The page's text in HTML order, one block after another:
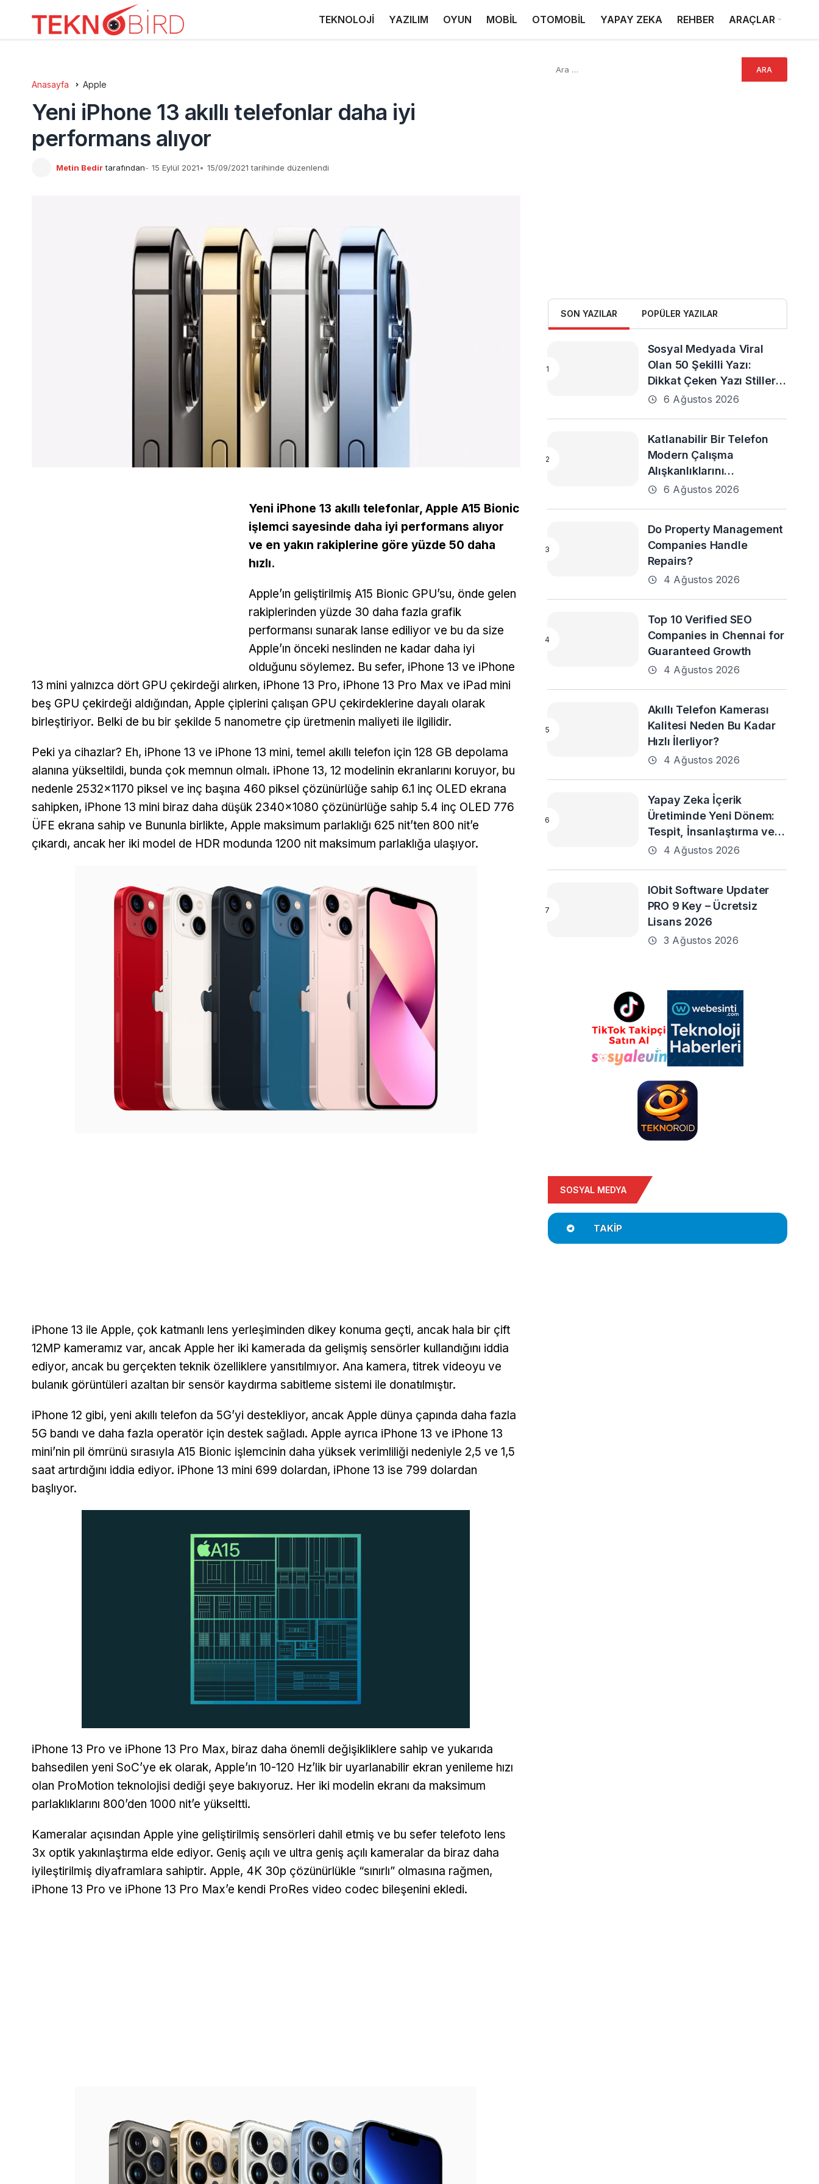
TEKNOLOJİ YAZILIM OYUN MOBİL OTOMOBİL YAPAY ZEKA REHBER ARAÇLAR
Anasayfa Apple
Yeni iPhone 13 akıllı telefonlar daha iyi
performans alıyor
Metin Bedir tarafından 15 Eylül 2021 15/09/2021 tarihinde düzenlendi
Yeni iPhone 13 akıllı telefonlar, Apple A15 Bionic
işlemci sayesinde daha iyi performans alıyor
ve en yakın rakiplerine göre yüzde 50 daha
hızlı.
Apple’ın geliştirilmiş A15 Bionic GPU’su, önde gelen
rakiplerinden yüzde 30 daha fazla grafik
performansı sunarak lanse ediliyor ve bu da size
Apple’ın önceki neslinden ne kadar daha iyi
olduğunu söylemez. Bu sefer, iPhone 13 ve iPhone
13 mini yalnızca dört GPU çekirdeği alırken, iPhone 13 Pro, iPhone 13 Pro Max ve iPad mini
beş GPU çekirdeği aldığından, Apple çiplerini çalışan GPU çekirdeklerine dayalı olarak
birleştiriyor. Belki de bu bir şekilde 5 nanometre çip üretmenin maliyeti ile ilgilidir.
Peki ya cihazlar? Eh, iPhone 13 ve iPhone 13 mini, temel akıllı telefon için 128 GB depolama
alanına yükseltildi, bunda çok memnun olmalı. iPhone 13, 12 modelinin ekranlarını koruyor, bu
nedenle 2532×1170 piksel ve inç başına 460 piksel çözünürlüğe sahip 6.1 inç OLED ekrana
sahipken, iPhone 13 mini biraz daha düşük 2340×1080 çözünürlüğe sahip 5.4 inç OLED 776
ÜFE ekrana sahip ve Bununla birlikte, Apple maksimum parlaklığı 625 nit’ten 800 nit’e
çıkardı, ancak her iki model de HDR modunda 1200 nit maksimum parlaklığa ulaşıyor.
iPhone 13 ile Apple, çok katmanlı lens yerleşiminden dikey konuma geçti, ancak hala bir çift
12MP kameramız var, ancak Apple her iki kamerada da gelişmiş sensörler kullandığını iddia
ediyor, ancak bu gerçekten teknik özelliklere yansıtılmıyor. Ana kamera, titrek videoyu ve
bulanık görüntüleri azaltan bir sensör kaydırma sabitleme sistemi ile donatılmıştır.
iPhone 12 gibi, yeni akıllı telefon da 5G’yi destekliyor, ancak Apple dünya çapında daha fazla
5G bandı ve daha fazla operatör için destek sağladı. Apple ayrıca iPhone 13 ve iPhone 13
mini’nin pil ömrünü sırasıyla A15 Bionic işlemcinin daha yüksek verimliliği nedeniyle 2,5 ve 1,5
saat artırdığını iddia ediyor. iPhone 13 mini 699 dolardan, iPhone 13 ise 799 dolardan
başlıyor.
iPhone 13 Pro ve iPhone 13 Pro Max, biraz daha önemli değişikliklere sahip ve yukarıda
bahsedilen yeni SoC’ye ek olarak, Apple’ın 10-120 Hz’lik bir uyarlanabilir ekran yenileme hızı
olan ProMotion teknolojisi dediği şeye bakıyoruz. Her iki modelin ekranı da maksimum
parlaklıklarını 800’den 1000 nit’e yükseltti.
Kameralar açısından Apple yine geliştirilmiş sensörleri dahil etmiş ve bu sefer telefoto lens
3x optik yakınlaştırma elde ediyor. Geniş açılı ve ultra geniş açılı kameralar da biraz daha
iyileştirilmiş diyaframlara sahiptir. Apple, 4K 30p çözünürlükle “sınırlı” olmasına rağmen,
iPhone 13 Pro ve iPhone 13 Pro Max’e kendi ProRes video codec bileşenini ekledi.
SON YAZILAR POPÜLER YAZILAR
Sosyal Medyada Viral
Olan 50 Şekilli Yazı:
Dikkat Çeken Yazı Stilleri
ve En Popüler Örnekler
6 Ağustos 2026
Katlanabilir Bir Telefon
Modern Çalışma
Alışkanlıklarını
Destekleyebilir mi?
6 Ağustos 2026
Do Property Management
Companies Handle
Repairs?
4 Ağustos 2026
Top 10 Verified SEO
Companies in Chennai for
Guaranteed Growth
4 Ağustos 2026
Akıllı Telefon Kamerası
Kalitesi Neden Bu Kadar
Hızlı İlerliyor?
4 Ağustos 2026
Yapay Zeka İçerik
Üretiminde Yeni Dönem:
Tespit, İnsanlaştırma ve
Daha Fazlası
4 Ağustos 2026
IObit Software Updater
PRO 9 Key – Ücretsiz
Lisans 2026
3 Ağustos 2026
SOSYAL MEDYA
TAKIP